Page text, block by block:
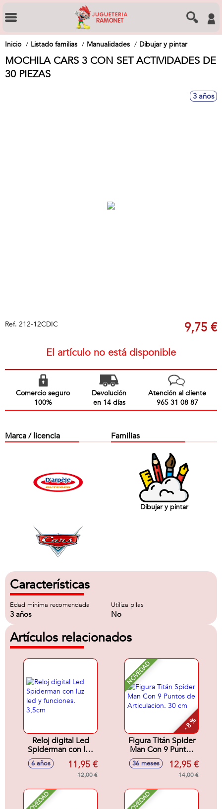
Inicio Listado familias Manualidades Dibujar y pintar
MOCHILA CARS 3 CON SET ACTIVIDADES DE
30 PIEZAS
3 años
Ref. 212-12CDIC 9,75 €
El artículo no está disponible
Comercio seguro
100%
Devolución
en 14 días
Atención al cliente
965 31 08 87
Marca / licencia Familias
Dibujar y pintar
Características
Edad minima recomendada
3 años
Utiliza pilas
No
Artículos relacionados
Reloj digital Led
Spiderman con luz
led y funciones.
3,5cm
6 años 11,95 €
12,00 €
NOVEDAD
- 8 %
Figura Titán Spider
Man Con 9 Puntos
de Articulacion. 30
cm
36 meses 12,95 €
14,00 €
NOVEDAD NOVEDAD